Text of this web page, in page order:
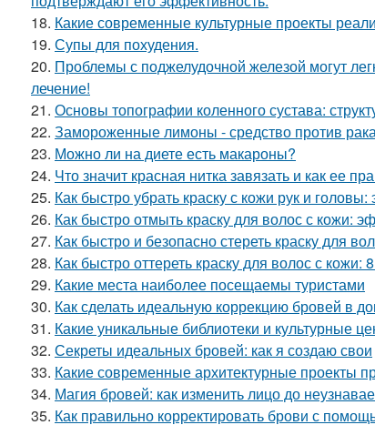
18. Какие современные культурные проекты
19. Супы для похудения.
20. Проблемы с поджелудочной железой могут
лечение!
21. Основы топографии коленного сустава:
22. Замороженные лимоны - средство против
23. Можно ли на диете есть макароны?
24. Что значит красная нитка завязать и как ее
25. Как быстро убрать краску с кожи рук и
26. Как быстро отмыть краску для волос с кожи:
27. Как быстро и безопасно стереть краску для
28. Как быстро оттереть краску для волос с
29. Какие места наиболее посещаемы туристами
30. Как сделать идеальную коррекцию бровей в
31. Какие уникальные библиотеки и культурные
32. Секреты идеальных бровей: как я создаю свои
33. Какие современные архитектурные проекты
34. Магия бровей: как изменить лицо до
35. Как правильно корректировать брови с